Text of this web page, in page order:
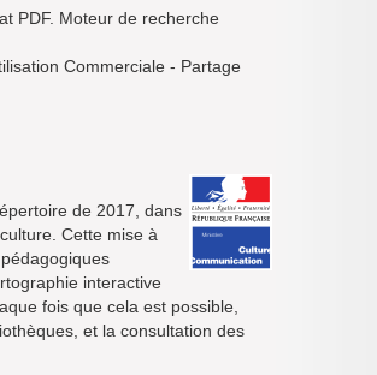
PDF. Moteur de recherche
Commerciale - Partage
de 2017, dans
Cette mise à
interactive
fois que cela est possible,
et la consultation des